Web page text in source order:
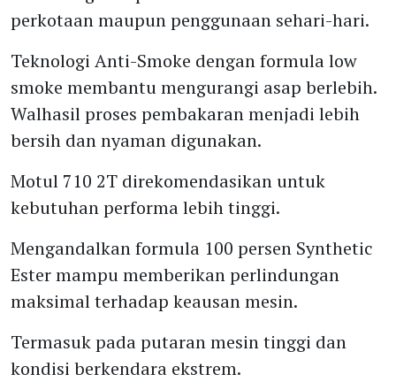
perkotaan maupun penggunaan sehari-hari.
Teknologi Anti-Smoke dengan formula low
smoke membantu mengurangi asap berlebih.
Walhasil proses pembakaran menjadi lebih
bersih dan nyaman digunakan.
Motul 710 2T direkomendasikan untuk
kebutuhan performa lebih tinggi.
Mengandalkan formula 100 persen Synthetic
Ester mampu memberikan perlindungan
maksimal terhadap keausan mesin.
Termasuk pada putaran mesin tinggi dan
kondisi berkendara ekstrem.